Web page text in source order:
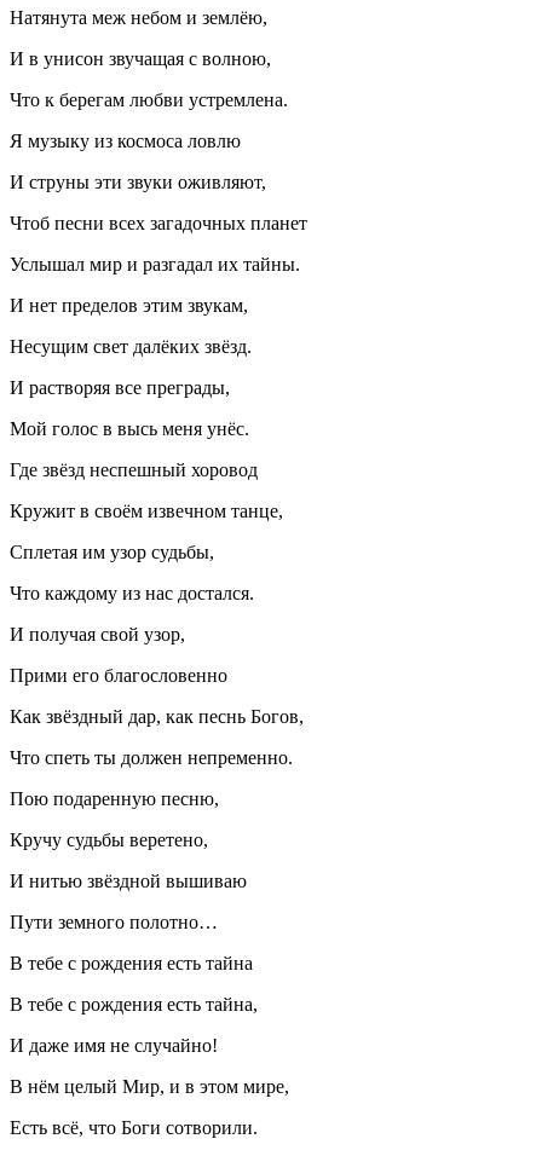
Натянута меж небом и землёю,
И в унисон звучащая с волною,
Что к берегам любви устремлена.
Я музыку из космоса ловлю
И струны эти звуки оживляют,
Чтоб песни всех загадочных планет
Услышал мир и разгадал их тайны.
И нет пределов этим звукам,
Несущим свет далёких звёзд.
И растворяя все преграды,
Мой голос в высь меня унёс.
Где звёзд неспешный хоровод
Кружит в своём извечном танце,
Сплетая им узор судьбы,
Что каждому из нас достался.
И получая свой узор,
Прими его благословенно
Как звёздный дар, как песнь Богов,
Что спеть ты должен непременно.
Пою подаренную песню,
Кручу судьбы веретено,
И нитью звёздной вышиваю
Пути земного полотно…
В тебе с рождения есть тайна
В тебе с рождения есть тайна,
И даже имя не случайно!
В нём целый Мир, и в этом мире,
Есть всё, что Боги сотворили.